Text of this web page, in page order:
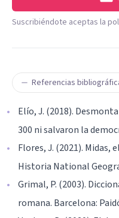
Suscribiéndote aceptas la
Referencias
Elío, J. (2018).
300 ni salvaron la
Flores, J. (2021). Midas,
Historia National
Grimal, P. (2003).
romana. Barcelona: